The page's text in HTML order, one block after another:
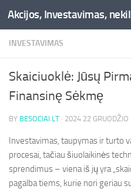
Skip to content
INVESTAVIMAS
Skaiciuoklė: Jūsų
Finansinę Sėkmę
BY BESOCIAI.LT · 2024 22 GRUODŽIO
Investavimas, taupymas ir turto
procesai, tačiau šiuolaikinės
sprendimus – viena iš jų yra
pagalba tiems, kurie nori geriau